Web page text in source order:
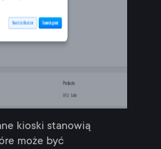
kioski stanowią
może być